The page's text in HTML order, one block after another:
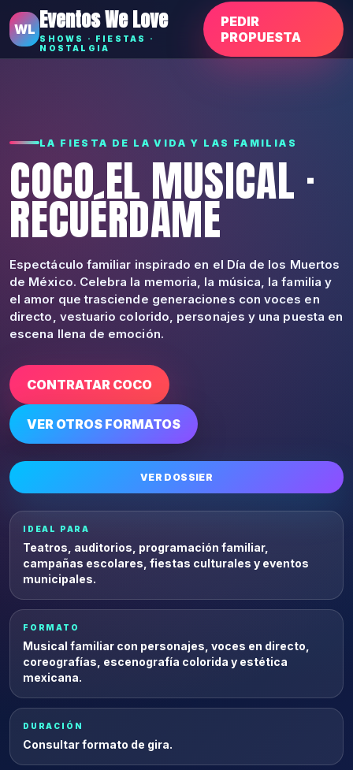
WL Eventos We Love
SHOWS · FIESTAS ·
NOSTALGIA
PEDIR
PROPUESTA
LA FIESTA DE LA VIDA Y LAS FAMILIAS
COCO EL MUSICAL ·
RECUÉRDAME
Espectáculo familiar inspirado en el Día de los Muertos
de México. Celebra la memoria, la música, la familia y
el amor que trasciende generaciones con voces en
directo, vestuario colorido, personajes y una puesta en
escena llena de emoción.
CONTRATAR COCO
VER OTROS FORMATOS
VER DOSSIER
IDEAL PARA
Teatros, auditorios, programación familiar,
campañas escolares, fiestas culturales y eventos
municipales.
FORMATO
Musical familiar con personajes, voces en directo,
coreografías, escenografía colorida y estética
mexicana.
DURACIÓN
Consultar formato de gira.